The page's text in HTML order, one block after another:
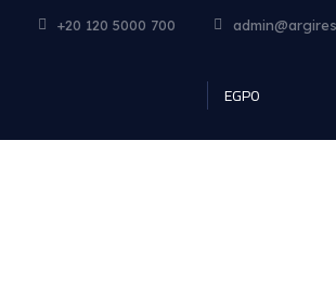
+20 120 5000 700
EGP0